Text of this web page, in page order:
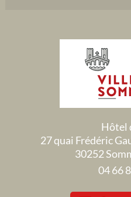
Hôtel
27 quai Frédéric
30252
04 66